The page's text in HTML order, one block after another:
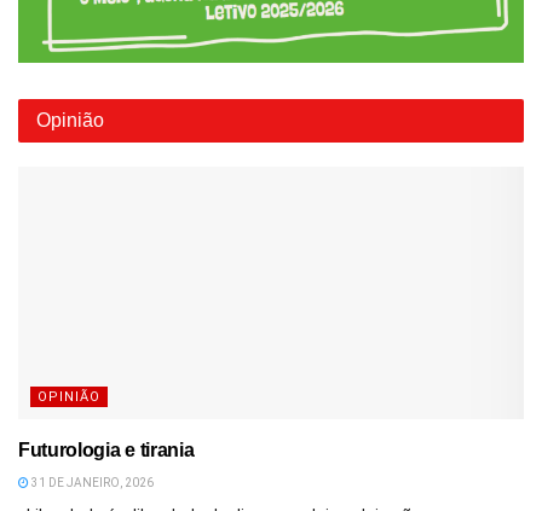
Opinião
OPINIÃO
Futurologia e tirania
31 DE JANEIRO, 2026